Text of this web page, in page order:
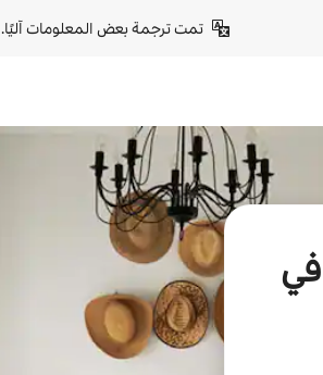
تمت ترجمة بعض المعلومات آليًا.
في